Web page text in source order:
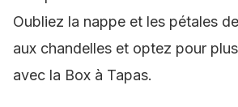
Oubliez la nappe et les pétales
aux chandelles et optez pour
avec la Box à Tapas.